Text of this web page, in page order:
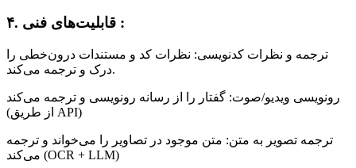
۴. قابلیت‌های فنی :
ترجمه و نظرات کدنویسی: نظرات کد و مستندات درون‌خطی را
درک و ترجمه می‌کند.
رونویسی ویدیو/صوت: گفتار را از رسانه رونویسی و ترجمه می‌کند
(از طریق API)
ترجمه تصویر به متن: متن موجود در تصاویر را می‌خواند و ترجمه
می‌کند (OCR + LLM)